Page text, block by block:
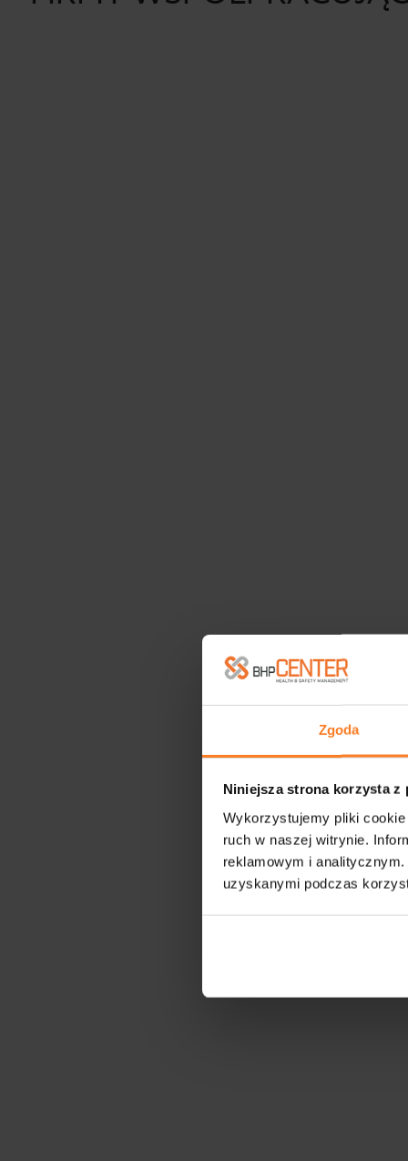
Zgoda
Niniejsza strona korzysta z
Wykorzystujemy pliki
ruch w naszej witrynie.
reklamowym i
uzyskanymi podczas